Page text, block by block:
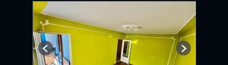
Previous Next